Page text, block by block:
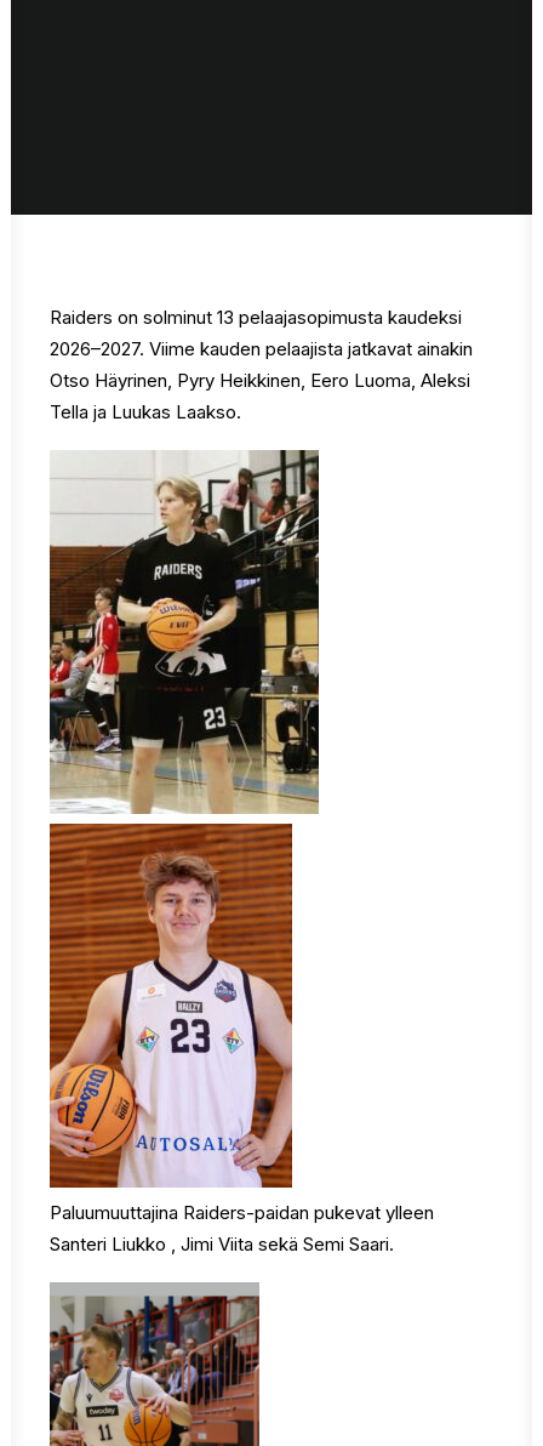
Raiders on solminut 13 pelaajasopimusta kaudeksi
2026–2027. Viime kauden pelaajista jatkavat ainakin
Otso Häyrinen, Pyry Heikkinen, Eero Luoma, Aleksi
Tella ja Luukas Laakso.
Paluumuuttajina Raiders-paidan pukevat ylleen
Santeri Liukko , Jimi Viita sekä Semi Saari.